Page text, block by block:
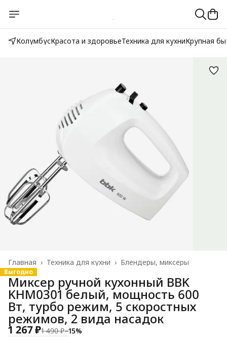
КолумбусКрасота и здоровьеТехника для кухниКрупная
Блендеры, миксеры
Техника для кухни ›
Главная ›
Выгодно
Миксер ручной кухонный BBK
KHM0301 белый, мощность 600
Вт, турбо режим, 5 скоростных
режимов, 2 вида насадок
1 267 ₽1 490 ₽−15%